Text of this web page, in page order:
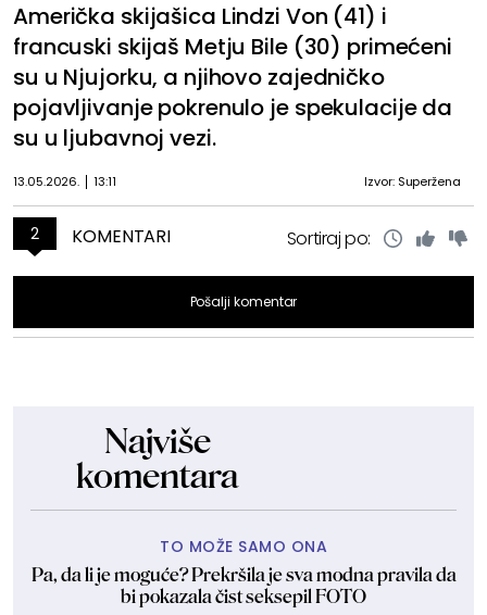
Američka skijašica Lindzi Von (41) i
francuski skijaš Metju Bile (30) primećeni
su u Njujorku, a njihovo zajedničko
pojavljivanje pokrenulo je spekulacije da
su u ljubavnoj vezi.
13.05.2026. 13:11 Izvor: Superžena
2 KOMENTARI Sortiraj po:
Pošalji komentar
Najviše
komentara
TO MOŽE SAMO ONA
Pa, da li je moguće? Prekršila je sva modna pravila da
bi pokazala čist seksepil FOTO